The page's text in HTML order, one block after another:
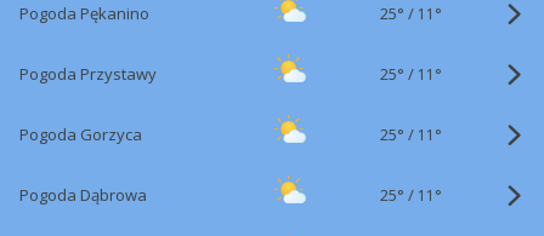
Pogoda Pękanino 25° / 11°
Pogoda Przystawy 25° / 11°
Pogoda Gorzyca 25° / 11°
Pogoda Dąbrowa 25° / 11°